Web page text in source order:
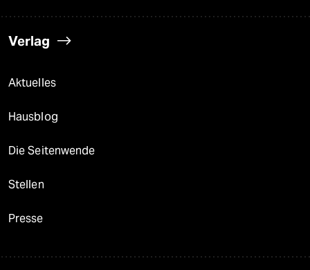
Verlag
Aktuelles
Hausblog
Die Seitenwende
Stellen
Presse